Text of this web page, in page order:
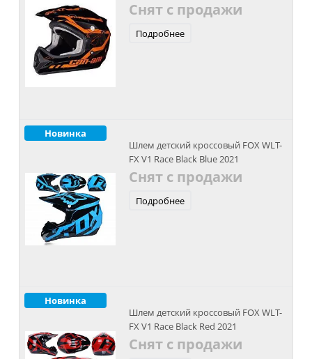
Снят с продажи
Подробнее
Новинка
Шлем детский кроссовый FOX WLT-
FX V1 Race Black Blue 2021
Снят с продажи
Подробнее
Новинка
Шлем детский кроссовый FOX WLT-
FX V1 Race Black Red 2021
Снят с продажи